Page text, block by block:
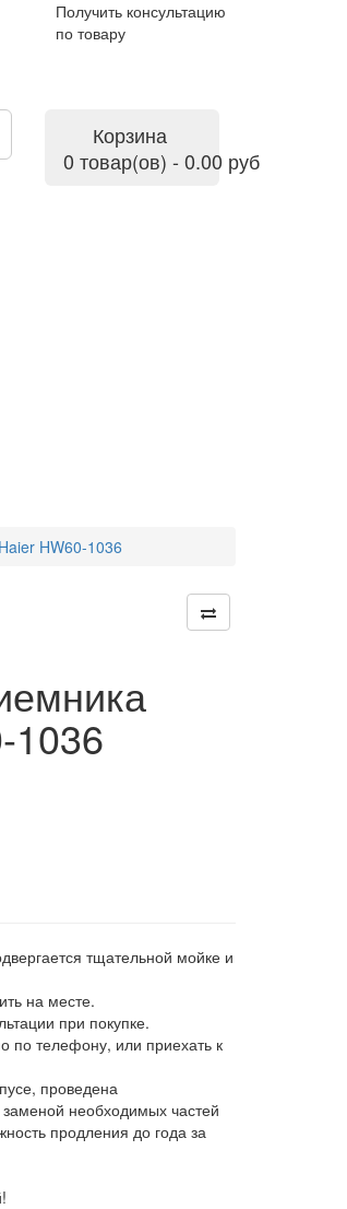
Получить консультацию
по товару
Корзина
0 товар(ов) - 0.00 руб
HW60-1036
1036
тщательной мойке и
на месте.
при покупке.
по телефону, или приехать к
проведена
необходимых частей
продления до года за